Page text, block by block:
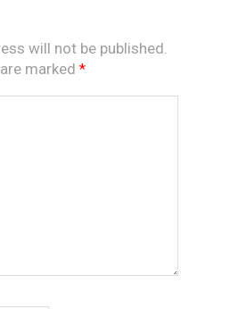
will not be published.
marked *